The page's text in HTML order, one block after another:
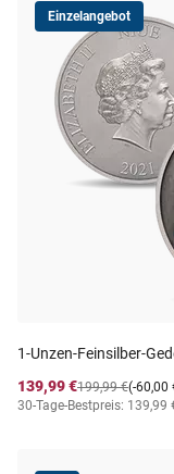
Einzelangebot
1-Unzen-Feinsilber-
139,99 €
(-60,00
199,99 €
30-Tage-Bestpreis: 139,99